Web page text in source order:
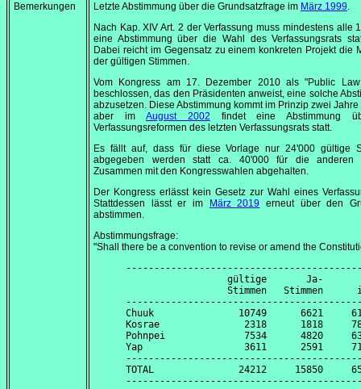
Bemerkungen Letzte Abstimmung über die Grundsatzfrage im März 1999.
Nach Kap. XIV Art. 2 der Verfassung muss mindestens alle
eine Abstimmung über die Wahl des Verfassungsrats
Dabei reicht im Gegensatz zu einem konkreten Projekt die
der gültigen Stimmen.
Vom Kongress am 17. Dezember 2010als "Public Law
beschlossen, das den Präsidenten anweist, eine solche
abzusetzen. Diese Abstimmung kommt im Prinzip zwei Jahre
aber im August 2002 findet eine Abstimmung
Verfassungsreformen des letzten Verfassungsrats statt.
Es fällt auf, dass für diese Vorlage nur 24'000 gültige
abgegeben werden statt ca. 40'000 für die anderen
Zusammen mit den Kongresswahlen abgehalten.
Der Kongress erlässt kein Gesetz zur Wahl eines
Stattdessen lässt er im
März 2019 erneut über den
abstimmen.
Abstimmungsfrage:
"Shall there be a convention to revise or amend the
gültige       Ja-
Stimmen   Stimmen
Chuuk               10749      6621
Kosrae               2318      1818
Pohnpei              7534      4820
Yap                  3611      2591
TOTAL               24212     15850